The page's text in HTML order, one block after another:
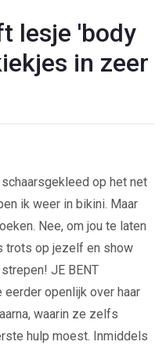
lesje 'body
in zeer
op het net
ik weer in bikini. Maar
Nee, om jou te laten
trots op jezelf en show
JE BENT
eerder openlijk over haar
waarin ze zelfs
hulp moest. Inmiddels